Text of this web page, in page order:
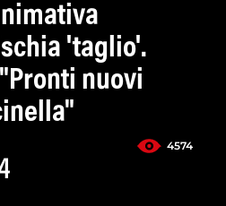
'taglio'.
nuovi
4574